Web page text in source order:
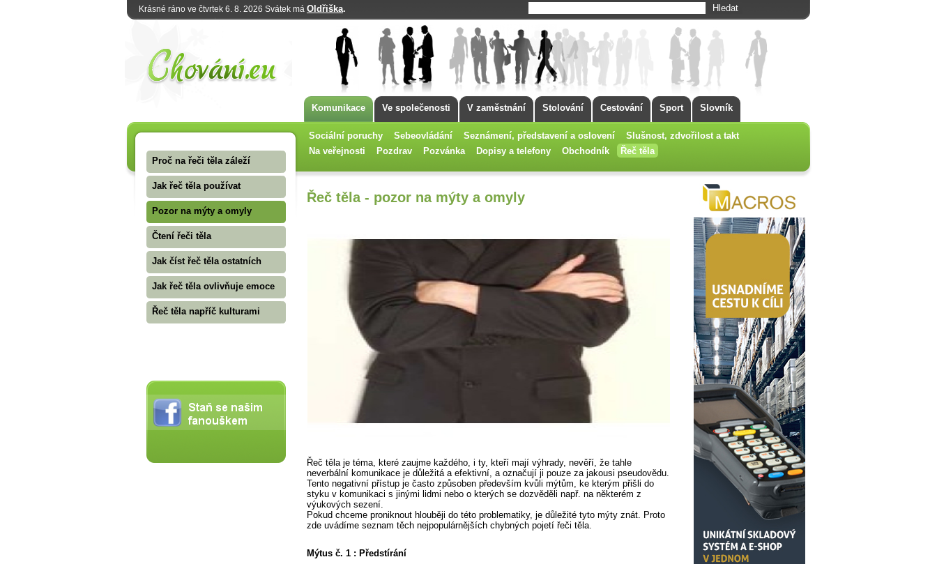
Krásné ráno ve čtvrtek 6. 8. 2026 Svátek má Oldřiška.
Komunikace Ve společenosti V zaměstnání Stolování Cestování Sport Slovník
Sociální poruchy Sebeovládání Seznámení, představení a oslovení
Slušnost, zdvořilost a takt
Na veřejnosti
Pozdrav Pozvánka Dopisy a telefony Obchodník
Řeč těla
Proč na řeči těla záleží
Jak řeč těla používat
Pozor na mýty a omyly
Čtení řeči těla
Jak číst řeč těla ostatních
Jak řeč těla ovlivňuje emoce
Řeč těla napříč kulturami
Řeč těla - pozor na mýty a omyly
Řeč těla je téma, které zaujme každého, i ty, kteří mají výhrady, nevěří, že tahle
neverbální komunikace je důležitá a efektivní, a označují ji pouze za jakousi pseudovědu.
Tento negativní přístup je často způsoben především kvůli mýtům, ke kterým přišli do
styku v komunikaci s jinými lidmi nebo o kterých se dozvěděli např. na některém z
výukových sezení.
Pokud chceme proniknout hlouběji do této problematiky, je důležité tyto mýty znát. Proto
zde uvádíme seznam těch nejpopulárnějších chybných pojetí řeči těla.
Mýtus č. 1 : Předstírání